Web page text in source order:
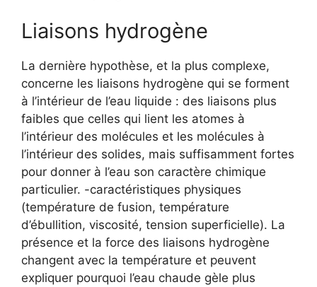
Liaisons hydrogène
La dernière hypothèse, et la plus complexe,
concerne les liaisons hydrogène qui se forment
à l’intérieur de l’eau liquide : des liaisons plus
faibles que celles qui lient les atomes à
l’intérieur des molécules et les molécules à
l’intérieur des solides, mais suffisamment fortes
pour donner à l’eau son caractère chimique
particulier. -caractéristiques physiques
(température de fusion, température
d’ébullition, viscosité, tension superficielle). La
présence et la force des liaisons hydrogène
changent avec la température et peuvent
expliquer pourquoi l’eau chaude gèle plus